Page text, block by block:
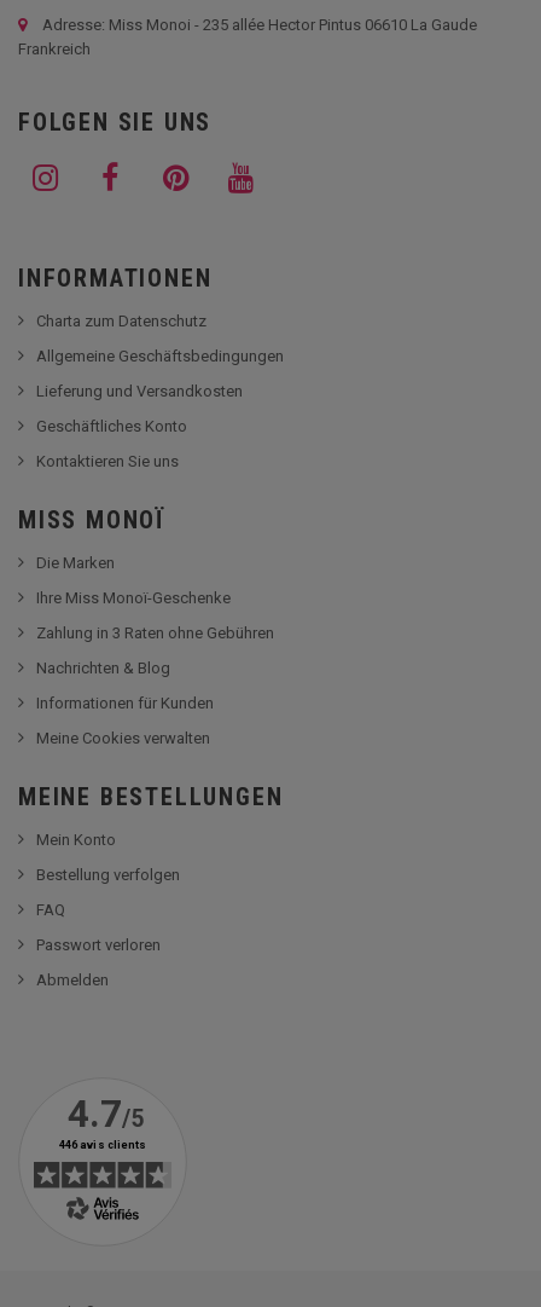
Adresse: Miss Monoi - 235 allée Hector Pintus 06610 La Gaude
Frankreich
FOLGEN SIE UNS
INFORMATIONEN
Charta zum Datenschutz
Allgemeine Geschäftsbedingungen
Lieferung und Versandkosten
Geschäftliches Konto
Kontaktieren Sie uns
MISS MONOÏ
Die Marken
Ihre Miss Monoï-Geschenke
Zahlung in 3 Raten ohne Gebühren
Nachrichten & Blog
Informationen für Kunden
Meine Cookies verwalten
MEINE BESTELLUNGEN
Mein Konto
Bestellung verfolgen
FAQ
Passwort verloren
Abmelden